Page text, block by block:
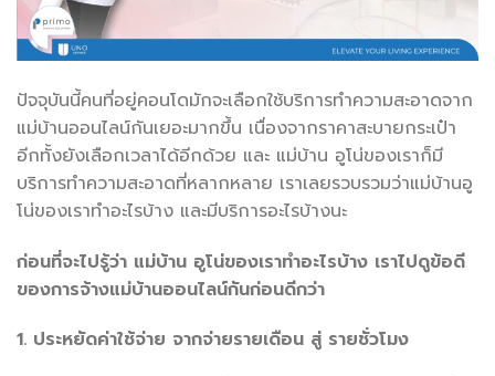
ปัจจุบันนี้คนที่อยู่คอนโดมักจะเลือกใช้บริการทำความสะอาดจาก
แม่บ้านออนไลน์กันเยอะมากขึ้น เนื่องจากราคาสะบายกระเป๋า
อีกทั้งยังเลือกเวลาได้อีกด้วย และ แม่บ้าน อูโน่ของเราก็มี
บริการทำความสะอาดที่หลากหลาย เราเลยรวบรวมว่าแม่บ้านอู
โน่ของเราทำอะไรบ้าง และมีบริการอะไรบ้างนะ
ก่อนที่จะไปรู้ว่า แม่บ้าน อูโน่ของเราทำอะไรบ้าง เราไปดูข้อดี
ของการจ้างแม่บ้านออนไลน์กันก่อนดีกว่า
1. ประหยัดค่าใช้จ่าย จากจ่ายรายเดือน สู่ รายชั่วโมง